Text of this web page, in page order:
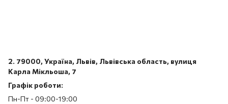
2. 79000, Україна, Львів, Львівська область, вулиця
Карла Мікльоша, 7
Графік роботи:
Пн-Пт - 09:00-19:00